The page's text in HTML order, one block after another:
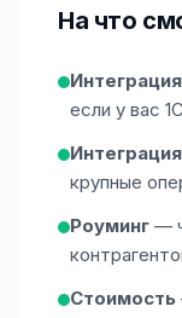
На что
если у вас 1С
крупные
Роуминг —
Стоимость